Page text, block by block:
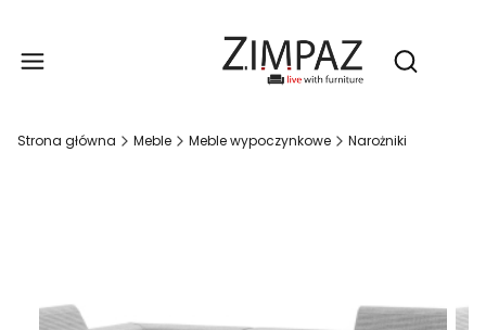
Otwórz
Strona główna Meble Meble wypoczynkowe Narożniki